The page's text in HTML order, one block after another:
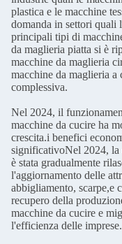
plastica e le macchine
domanda in settori quali
principali tipi di
da maglieria piatta si è
macchine da maglieria
macchine da maglieria a
complessiva.
Nel 2024, il
macchine da cucire ha
crescita.i benefici
significativoNel 2024, la
è stata gradualmente
l'aggiornamento delle
abbigliamento, scarpe,e
recupero della
macchine da cucire e
l'efficienza delle imprese.